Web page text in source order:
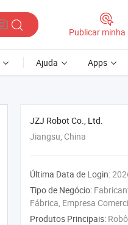
Publicar minha
Ajuda Apps
JZJ Robot Co., Ltd.
Jiangsu, China
Última Data de Login:
Tipo de Negócio:
Fábrica, Empresa
Produtos Principais: